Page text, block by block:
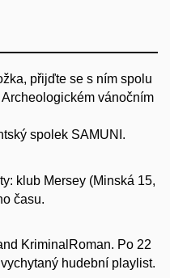
přijďte se s ním spolu
vánočním
spolek SAMUNI.
klub Mersey (Minská 15,
času.
KriminalRoman. Po 22
hudební playlist.